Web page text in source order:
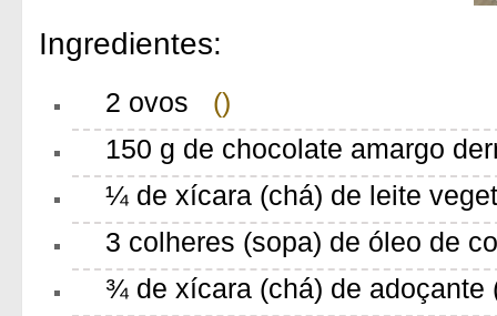
Ingredientes:
2 ovos
()
150 g de chocolate amargo
¼ de xícara (chá) de leite
3 colheres (sopa) de óleo de
¾ de xícara (chá) de adoçante